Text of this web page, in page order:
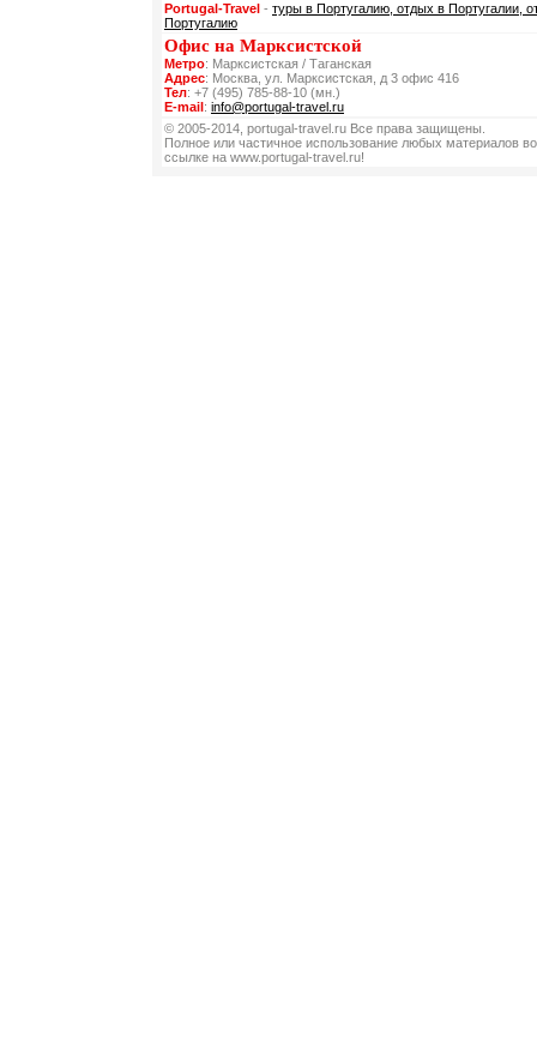
Portugal-Travel - туры в Португалию, отдых в Португалии,
Португалию
Офис на Марксистской
Метро: Марксистская / Таганская
Адрес: Москва, ул. Марксистская, д 3 офис 416
Тел: +7 (495) 785-88-10 (мн.)
E-mail: info@portugal-travel.ru
© 2005-2014, portugal-travel.ru Все права защищены.
Полное или частичное использование любых материалов
ссылке на www.portugal-travel.ru!